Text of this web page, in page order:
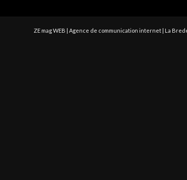
ZE mag WEB | Agence de communication internet | La